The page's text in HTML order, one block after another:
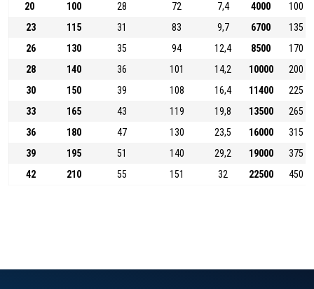
20
100 28 72 7,4 4000
100
23
115 31 83 9,7 6700
135
26
130 35 94 12,4 8500
170
28
140 36 101 14,2 10000
200
30
150 39 108 16,4 11400
225
33
165 43 119 19,8 13500
265
36
180 47 130 23,5 16000
315
39
195 51 140 29,2 19000
375
42
210 55 151 32 22500 450